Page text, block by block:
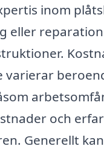
inom
eller
varierar
och
Generellt